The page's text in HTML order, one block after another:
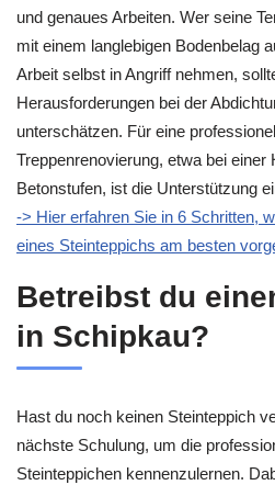
und genaues Arbeiten. Wer seine
mit einem langlebigen Bodenbelag
Arbeit selbst in Angriff nehmen,
Herausforderungen bei der
unterschätzen. Für eine
Treppenrenovierung, etwa bei einer
Betonstufen, ist die Unterstützung
-> Hier erfahren Sie in 6 Schritten,
eines Steinteppichs am besten
Betreibst du
in Schipkau?
Hast du noch keinen Steinteppich
nächste Schulung, um die
Steinteppichen kennenzulernen.